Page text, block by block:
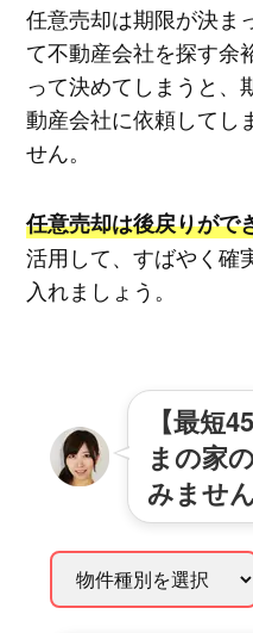
任意売却は期限が決ま
て不動産会社を探す余
って決めてしまうと、
動産会社に依頼してし
せん。
任意売却は後戻りがで
活用して、すばやく確
入れましょう。
【最短
まの家
みませ